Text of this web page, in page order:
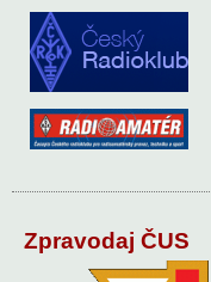
Zpravodaj ČUS